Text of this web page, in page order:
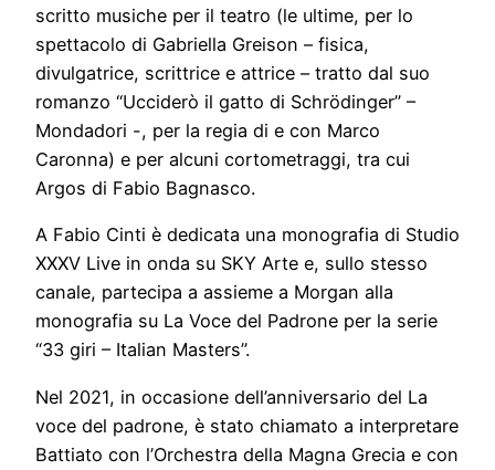
scritto musiche per il teatro (le ultime, per lo
spettacolo di Gabriella Greison – fisica,
divulgatrice, scrittrice e attrice – tratto dal suo
romanzo “Ucciderò il gatto di Schrödinger” –
Mondadori -, per la regia di e con Marco
Caronna) e per alcuni cortometraggi, tra cui
Argos di Fabio Bagnasco.
A Fabio Cinti è dedicata una monografia di Studio
XXXV Live in onda su SKY Arte e, sullo stesso
canale, partecipa a assieme a Morgan alla
monografia su La Voce del Padrone per la serie
“33 giri – Italian Masters”.
Nel 2021, in occasione dell’anniversario del La
voce del padrone, è stato chiamato a interpretare
Battiato con l’Orchestra della Magna Grecia e con